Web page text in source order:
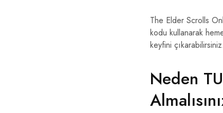
The Elder Scrolls
kodu kullanarak
keyfini çıkarabilirsiniz.
Neden